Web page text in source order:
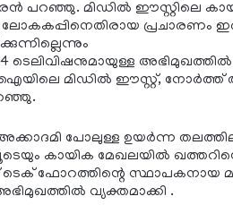
പറഞ്ഞു. മിഡില്‍ ഈസ്റ്റിലെ
ലോകകപ്പിനെതിരായ
ടെലിവിഷനുമായുള്ള
മിഡില്‍ ഈസ്റ്റ്, നോര്‍ത്ത്
പോലുള്ള ഉയര്‍ന്ന
കായിക മേഖലയില്‍
ഫോറത്തിന്റെ സ്ഥാപകനായ
വ്യക്തമാക്കി .